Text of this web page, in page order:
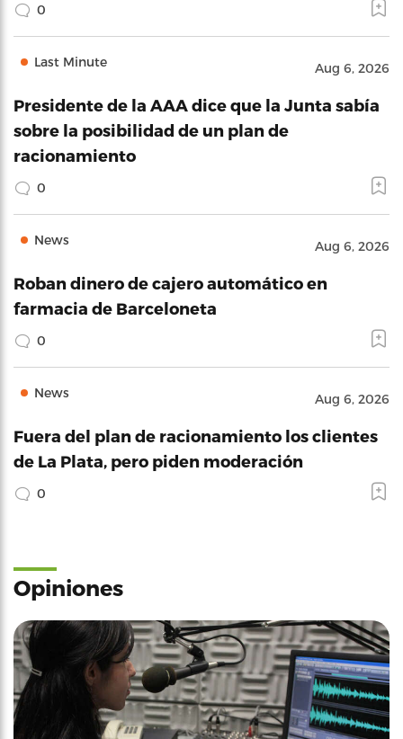
0
Last Minute Aug 6, 2026
Presidente de la AAA dice que la Junta sabía
sobre la posibilidad de un plan de
racionamiento
0
News Aug 6, 2026
Roban dinero de cajero automático en
farmacia de Barceloneta
0
News Aug 6, 2026
Fuera del plan de racionamiento los clientes
de La Plata, pero piden moderación
0
Opiniones